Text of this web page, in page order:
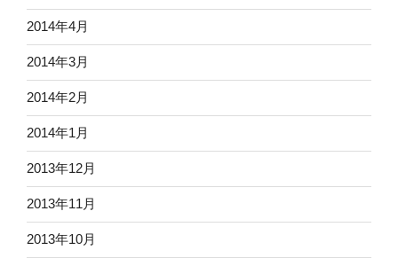
2014年4月
2014年3月
2014年2月
2014年1月
2013年12月
2013年11月
2013年10月